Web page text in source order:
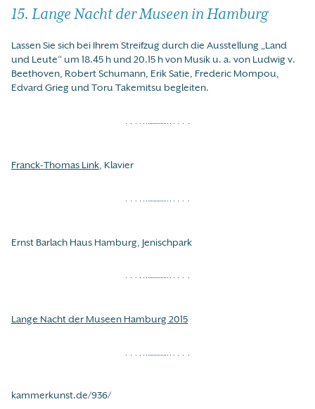
15. Lange Nacht der Museen in Hamburg
Lassen Sie sich bei Ihrem Streifzug durch die Ausstellung „Land
und Leute“ um 18.45 h und 20.15 h von Musik u. a. von Ludwig v.
Beethoven, Robert Schumann, Erik Satie, Frederic Mompou,
Edvard Grieg und Toru Takemitsu begleiten.
Franck-Thomas Link, Klavier
Ernst Barlach Haus Hamburg, Jenischpark
Lange Nacht der Museen Hamburg 2015
kammerkunst.de/936/